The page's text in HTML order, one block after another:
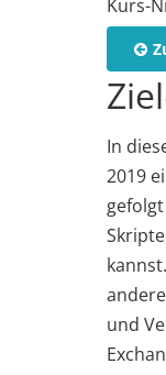
Kurs-
In
2019
und